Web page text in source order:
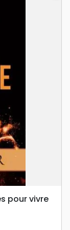
pour vivre